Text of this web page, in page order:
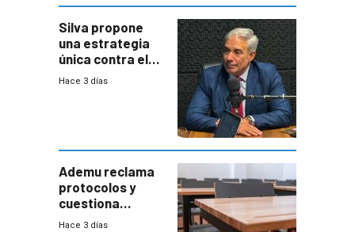
Silva propone
una estrategia
única contra el
narcotráfico y
Hace 3 días
Ademu reclama
protocolos y
cuestiona
demora de
Hace 3 días